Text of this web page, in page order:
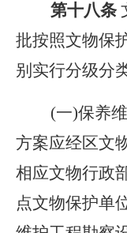
第十八条
批按照文物保
别实行分级分
(一)保养维
方案应经区文
相应文物行政
点文物保护单